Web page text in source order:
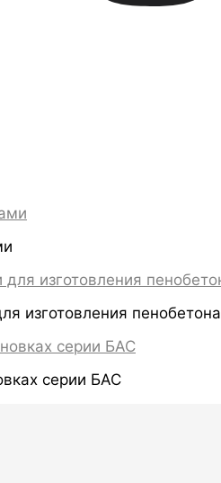
изготовления пенобетона
серии БАС